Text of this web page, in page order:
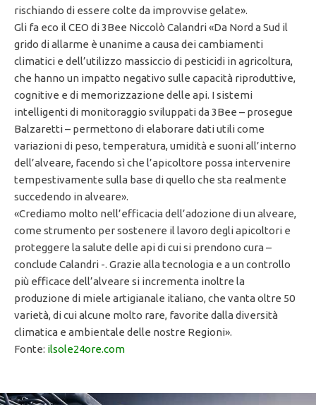
rischiando di essere colte da improvvise gelate».
Gli fa eco il CEO di 3Bee Niccolò Calandri «Da Nord a Sud il
grido di allarme è unanime a causa dei cambiamenti
climatici e dell’utilizzo massiccio di pesticidi in agricoltura,
che hanno un impatto negativo sulle capacità riproduttive,
cognitive e di memorizzazione delle api. I sistemi
intelligenti di monitoraggio sviluppati da 3Bee – prosegue
Balzaretti – permettono di elaborare dati utili come
variazioni di peso, temperatura, umidità e suoni all’interno
dell’alveare, facendo sì che l’apicoltore possa intervenire
tempestivamente sulla base di quello che sta realmente
succedendo in alveare».
«Crediamo molto nell’efficacia dell’adozione di un alveare,
come strumento per sostenere il lavoro degli apicoltori e
proteggere la salute delle api di cui si prendono cura –
conclude Calandri -. Grazie alla tecnologia e a un controllo
più efficace dell’alveare si incrementa inoltre la
produzione di miele artigianale italiano, che vanta oltre 50
varietà, di cui alcune molto rare, favorite dalla diversità
climatica e ambientale delle nostre Regioni».
Fonte: ilsole24ore.com